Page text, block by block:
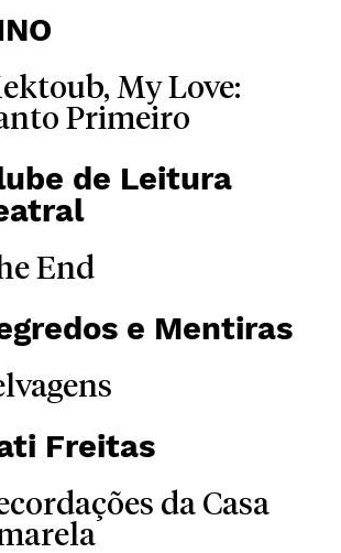
My Love:
Primeiro
de Leitura
End
e Mentiras
Freitas
da Casa